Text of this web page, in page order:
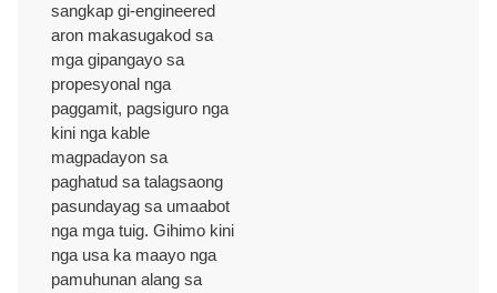
sangkap gi-engineered
aron makasugakod sa
mga gipangayo sa
propesyonal nga
paggamit, pagsiguro nga
kini nga kable
magpadayon sa
paghatud sa talagsaong
pasundayag sa umaabot
nga mga tuig. Gihimo kini
nga usa ka maayo nga
pamuhunan alang sa